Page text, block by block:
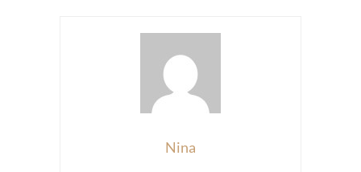
Nina